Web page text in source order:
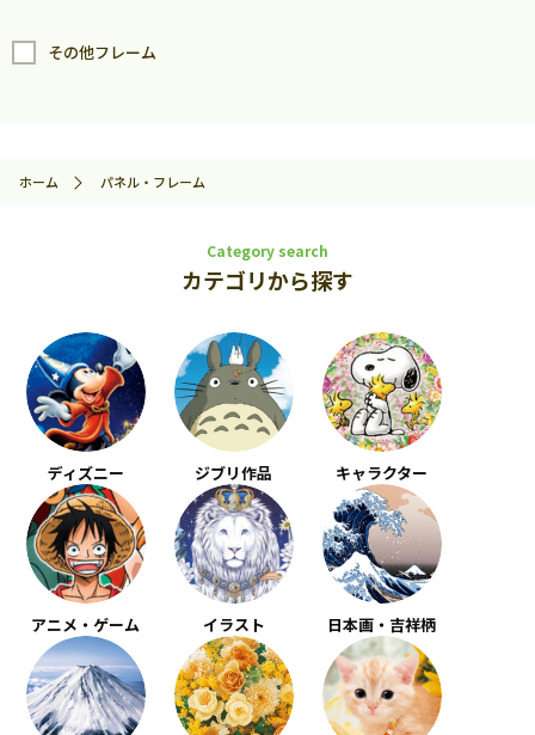
その他フレーム
ホーム パネル・フレーム
Category search
カテゴリから探す
ディズニー ジブリ作品 キャラクター
アニメ・ゲーム イラスト 日本画・吉祥柄